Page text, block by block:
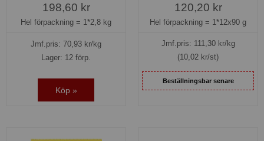
198,60 kr
Hel förpackning = 1*2,8 kg
Jmf.pris: 70,93 kr/kg
Lager: 12 förp.
Köp »
120,20 kr
Hel förpackning = 1*12x90 g
Jmf.pris: 111,30kr/kg
(10,02 kr/st)
Beställningsbar senare